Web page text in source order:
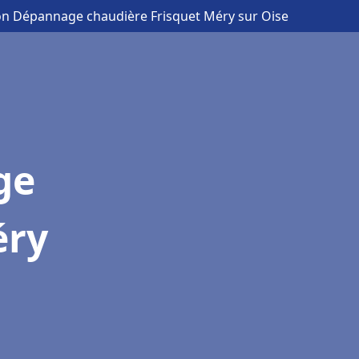
Dépannage chaudière Frisquet Méry sur Oise